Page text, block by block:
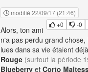
modifié 22/09/17 (21:46)
+0
-0
Alors, ton ami
n'a pas perdu grand
lues dans sa vie étaient
Rouge (surtout la période
Blueberry et Corto